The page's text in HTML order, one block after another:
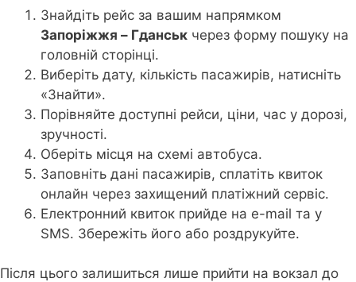
Знайдіть рейс за вашим напрямком
Запоріжжя – Гданськ через форму пошуку на
головній сторінці.
Виберіть дату, кількість пасажирів, натисніть
«Знайти».
Порівняйте доступні рейси, ціни, час у дорозі,
зручності.
Оберіть місця на схемі автобуса.
Заповніть дані пасажирів, сплатіть квиток
онлайн через захищений платіжний сервіс.
Електронний квиток прийде на e-mail та у
SMS. Збережіть його або роздрукуйте.
Після цього залишиться лише прийти на вокзал до